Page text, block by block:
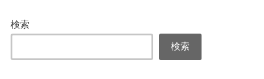
検索
検索